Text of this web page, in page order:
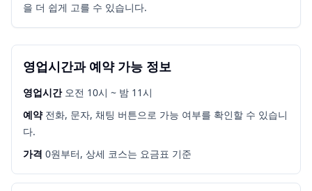
을 더 쉽게 고를 수 있습니다.
영업시간과 예약 가능 정보
영업시간 오전 10시 ~ 밤 11시
예약 전화, 문자, 채팅 버튼으로 가능 여부를 확인할 수 있습니
다.
가격 0원부터, 상세 코스는 요금표 기준